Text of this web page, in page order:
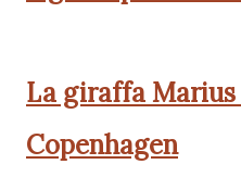
La giraffa Marius
Copenhagen